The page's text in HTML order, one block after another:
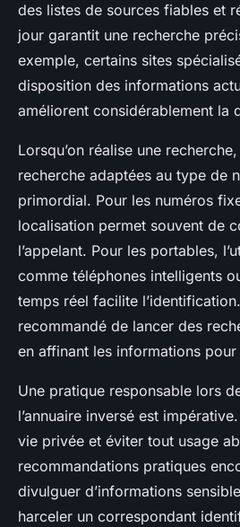
des listes de sources fiables et
jour garantit une recherche
exemple, certains sites
disposition des informations
améliorent considérablement la
Lorsqu’on réalise une
recherche adaptées au type de
primordial. Pour les numéros
localisation permet souvent de
l’appelant. Pour les portables,
comme téléphones intelligents
temps réel facilite
recommandé de lancer des
en affinant les informations
Une pratique responsable lors
l’annuaire inversé est
vie privée et éviter tout usage
recommandations pratiques
divulguer d’informations
harceler un correspondant